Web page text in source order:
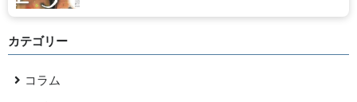
カテゴリー
コラム